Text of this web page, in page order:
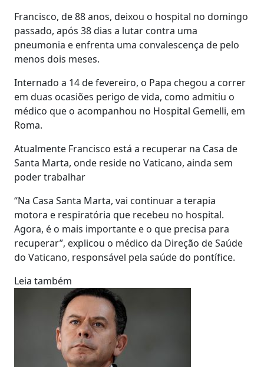
Francisco, de 88 anos, deixou o hospital no domingo
passado, após 38 dias a lutar contra uma
pneumonia e enfrenta uma convalescença de pelo
menos dois meses.
Internado a 14 de fevereiro, o Papa chegou a correr
em duas ocasiões perigo de vida, como admitiu o
médico que o acompanhou no Hospital Gemelli, em
Roma.
Atualmente Francisco está a recuperar na Casa de
Santa Marta, onde reside no Vaticano, ainda sem
poder trabalhar
“Na Casa Santa Marta, vai continuar a terapia
motora e respiratória que recebeu no hospital.
Agora, é o mais importante e o que precisa para
recuperar”, explicou o médico da Direção de Saúde
do Vaticano, responsável pela saúde do pontífice.
Leia também